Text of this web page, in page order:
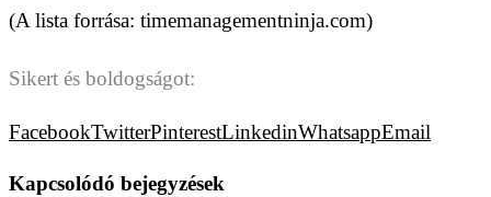
(A lista forrása: timemanagementninja.com)
Sikert és boldogságot:
FacebookTwitterPinterestLinkedinWhatsappEmail
Kapcsolódó bejegyzések